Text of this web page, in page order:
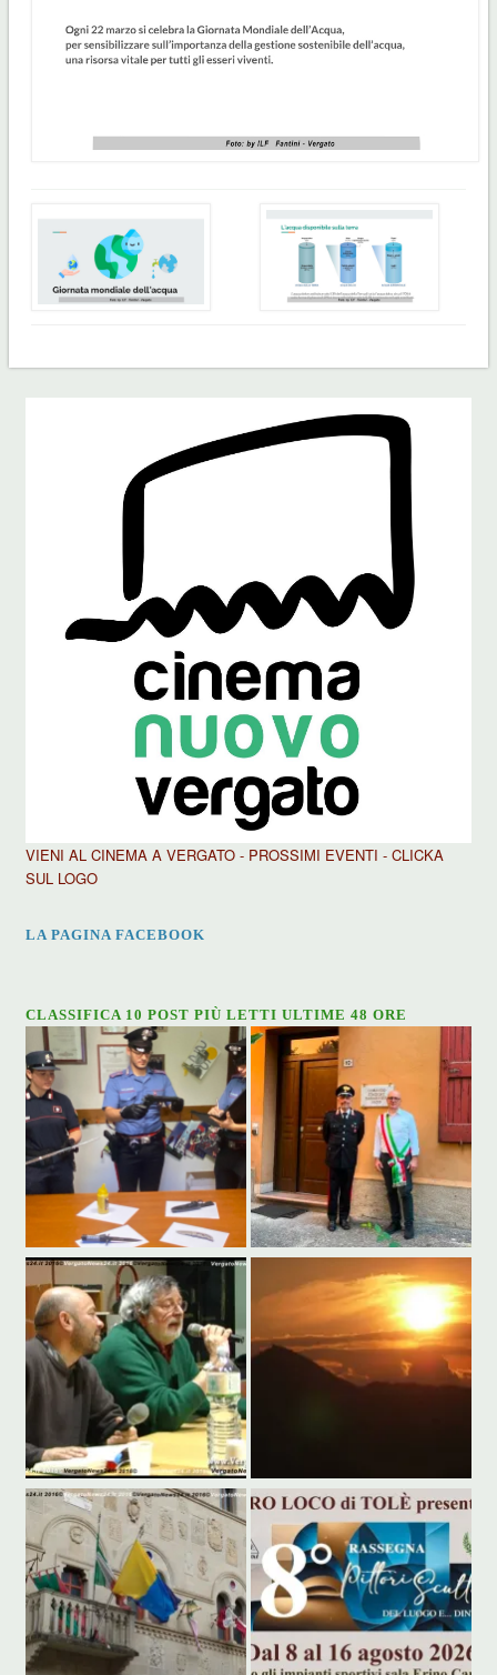
VIENI AL CINEMA A VERGATO - PROSSIMI EVENTI - CLICKA
SUL LOGO
LA PAGINA FACEBOOK
CLASSIFICA 10 POST PIÙ LETTI ULTIME 48 ORE